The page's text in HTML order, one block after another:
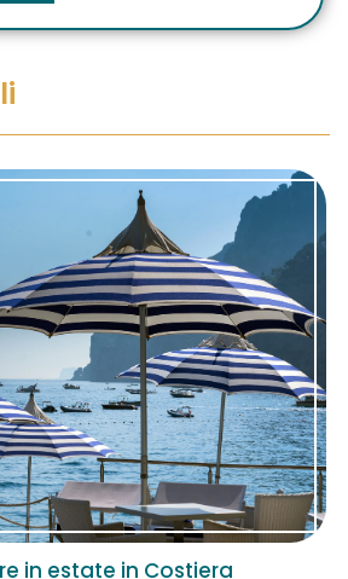
in estate in Costiera